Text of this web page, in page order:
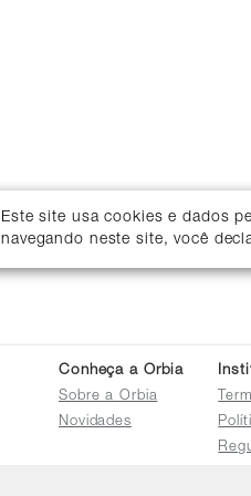
Este site usa cookies e dados
navegando neste site, você
Conheça a Orbia
Sobre a Orbia
Novidades